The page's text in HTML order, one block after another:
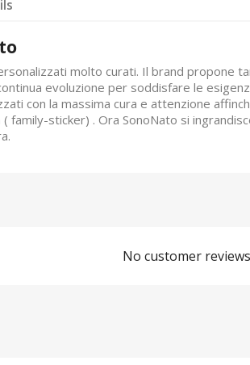
molto curati. Il brand propone
evoluzione per soddisfare le
con la massima cura e attenzione
family-sticker) . Ora SonoNato si
No customer